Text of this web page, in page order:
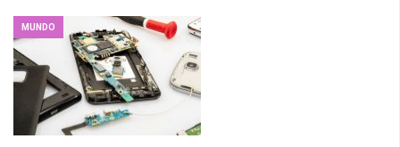
MUNDO